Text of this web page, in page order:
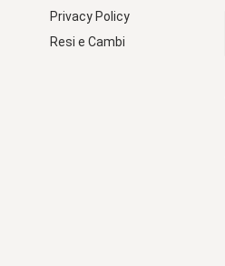
Privacy Policy
Resi e Cambi